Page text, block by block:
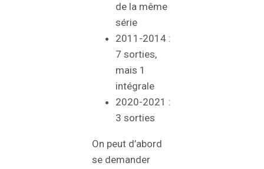
de la même
série
2011-2014 :
7 sorties,
mais 1
intégrale
2020-2021 :
3 sorties
On peut d’abord
se demander